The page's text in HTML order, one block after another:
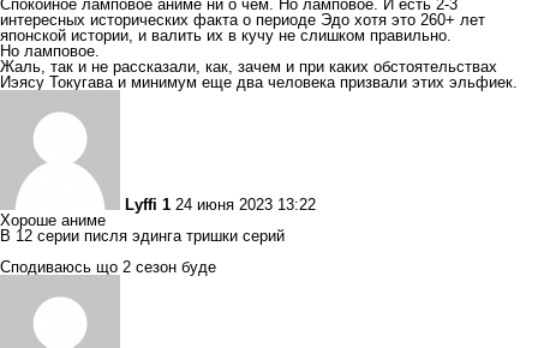
Спокойное ламповое аниме ни о чем. Но ламповое. И есть 2-3
интересных исторических факта о периоде Эдо хотя это 260+ лет
японской истории, и валить их в кучу не слишком правильно.
Но ламповое.
Жаль, так и не рассказали, как, зачем и при каких обстоятельствах
Иэясу Токугава и минимум еще два человека призвали этих эльфиек.
Lyffi 1 24 июня 2023 13:22
Хороше аниме
В 12 серии писля эдинга тришки серий
Сподиваюсь що 2 сезон буде